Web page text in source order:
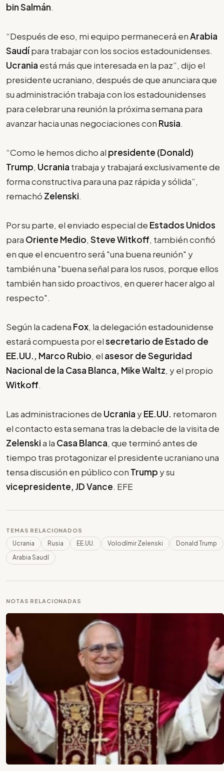
bin Salmán.
“Después de eso, mi equipo permanecerá enArabia
Saudípara trabajar con los socios estadounidenses.
Ucrania está más que interesada en la paz”, dijo el
presidente ucraniano, después de que anunciara que
su administración trabaja con los estadounidenses
para celebrar una reunión la próxima semana para
avanzar hacia unas negociaciones con Rusia.
“Como le hemos dicho al presidente (Donald)
Trump, Ucrania trabaja y trabajará exclusivamente de
forma constructiva para una paz rápida y sólida”,
remachó Zelenski.
Por su parte, el enviado especial de Estados Unidos
para Oriente Medio, Steve Witkoff, también confió
en que el encuentro será "una buena reunión" y
también una "buena señal para los rusos, porque ellos
también han sido proactivos, en querer hacer algo al
respecto".
Según la cadena Fox, la delegación estadounidense
estará compuesta por elsecretario de Estado de
EE.UU., Marco Rubio, el asesor de Seguridad
Nacional de la Casa Blanca, Mike Waltz, y el propio
Witkoff.
Las administraciones de Ucrania yEE.UU. retomaron
el contacto esta semana tras la debacle de la visita de
Zelenskia la Casa Blanca, que terminó antes de
tiempo tras protagonizar el presidente ucraniano una
tensa discusión en público con Trump y su
vicepresidente, JD Vance. EFE
TEMAS RELACIONADOS
Ucrania Rusia EE.UU. Volodímir Zelenski
Donald Trump
Arabia Saudí
NOTAS RELACIONADAS